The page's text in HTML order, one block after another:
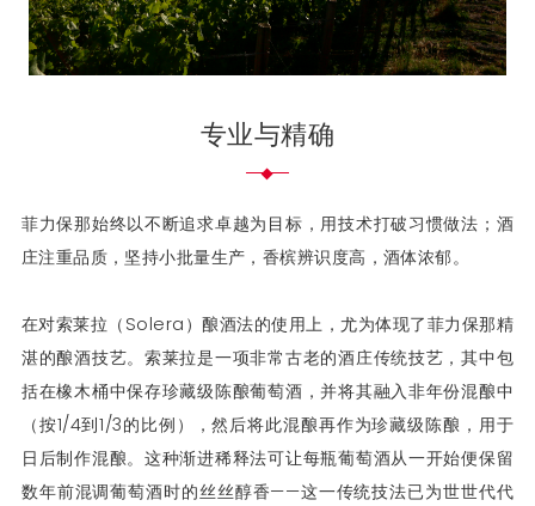
专业与精确
菲力保那始终以不断追求卓越为目标，用技术打破习惯做法；酒
庄注重品质，坚持小批量生产，香槟辨识度高，酒体浓郁。
在对索莱拉（Solera）酿酒法的使用上，尤为体现了菲力保那精
湛的酿酒技艺。索莱拉是一项非常古老的酒庄传统技艺，其中包
括在橡木桶中保存珍藏级陈酿葡萄酒，并将其融入非年份混酿中
（按1/4到1/3的比例），然后将此混酿再作为珍藏级陈酿，用于
日后制作混酿。这种渐进稀释法可让每瓶葡萄酒从一开始便保留
数年前混调葡萄酒时的丝丝醇香——这一传统技法已为世世代代